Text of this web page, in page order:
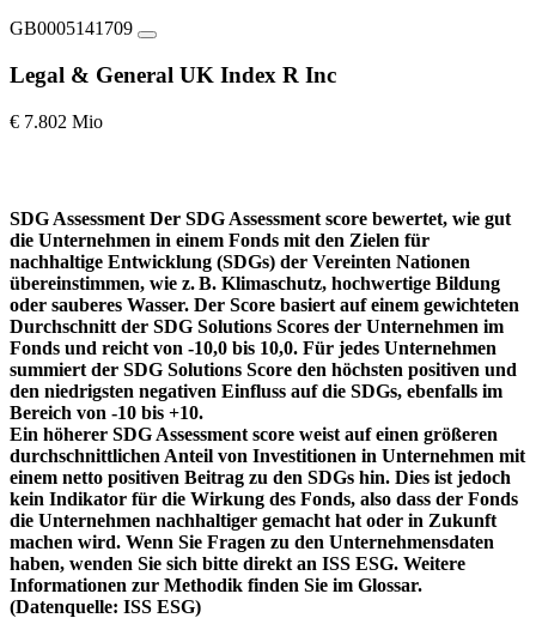
GB0005141709
Legal & General UK Index R Inc
€ 7.802 Mio
SDG Assessment Der SDG Assessment score bewertet, wie gut
die Unternehmen in einem Fonds mit den Zielen für
nachhaltige Entwicklung (SDGs) der Vereinten Nationen
übereinstimmen, wie z. B. Klimaschutz, hochwertige Bildung
oder sauberes Wasser. Der Score basiert auf einem gewichteten
Durchschnitt der SDG Solutions Scores der Unternehmen im
Fonds und reicht von -10,0 bis 10,0. Für jedes Unternehmen
summiert der SDG Solutions Score den höchsten positiven und
den niedrigsten negativen Einfluss auf die SDGs, ebenfalls im
Bereich von -10 bis +10.
Ein höherer SDG Assessment score weist auf einen größeren
durchschnittlichen Anteil von Investitionen in Unternehmen mit
einem netto positiven Beitrag zu den SDGs hin. Dies ist jedoch
kein Indikator für die Wirkung des Fonds, also dass der Fonds
die Unternehmen nachhaltiger gemacht hat oder in Zukunft
machen wird. Wenn Sie Fragen zu den Unternehmensdaten
haben, wenden Sie sich bitte direkt an ISS ESG. Weitere
Informationen zur Methodik finden Sie im Glossar.
(Datenquelle: ISS ESG)